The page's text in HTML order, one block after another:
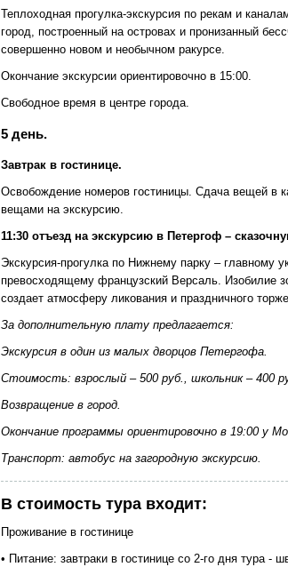
Теплоходная прогулка-экскурсия по рекам и
город, построенный на островах и пронизанный
совершенно новом и необычном ракурсе.
Окончание экскурсии ориентировочно в 15:00.
Свободное время в центре города.
5 день.
Завтрак в гостинице.
Освобождение номеров гостиницы. Сдача вещей в
вещами на экскурсию.
11:30 отъезд на экскурсию в Петергоф –
Экскурсия-прогулка по Нижнему парку – главному
превосходящему французский Версаль. Изобилие
создает атмосферу ликования и праздничного
За дополнительную плату предлагается:
Экскурсия в один из малых дворцов Петергофа.
Стоимость: взрослый – 500 руб., школьник – 400
Возвращение в город.
Окончание программы ориентировочно в 19:00 у
Транспорт: автобус на загородную экскурсию.
В стоимость тура входит:
Проживание в гостинице
• Питание: завтраки в гостинице со 2-го дня тура -